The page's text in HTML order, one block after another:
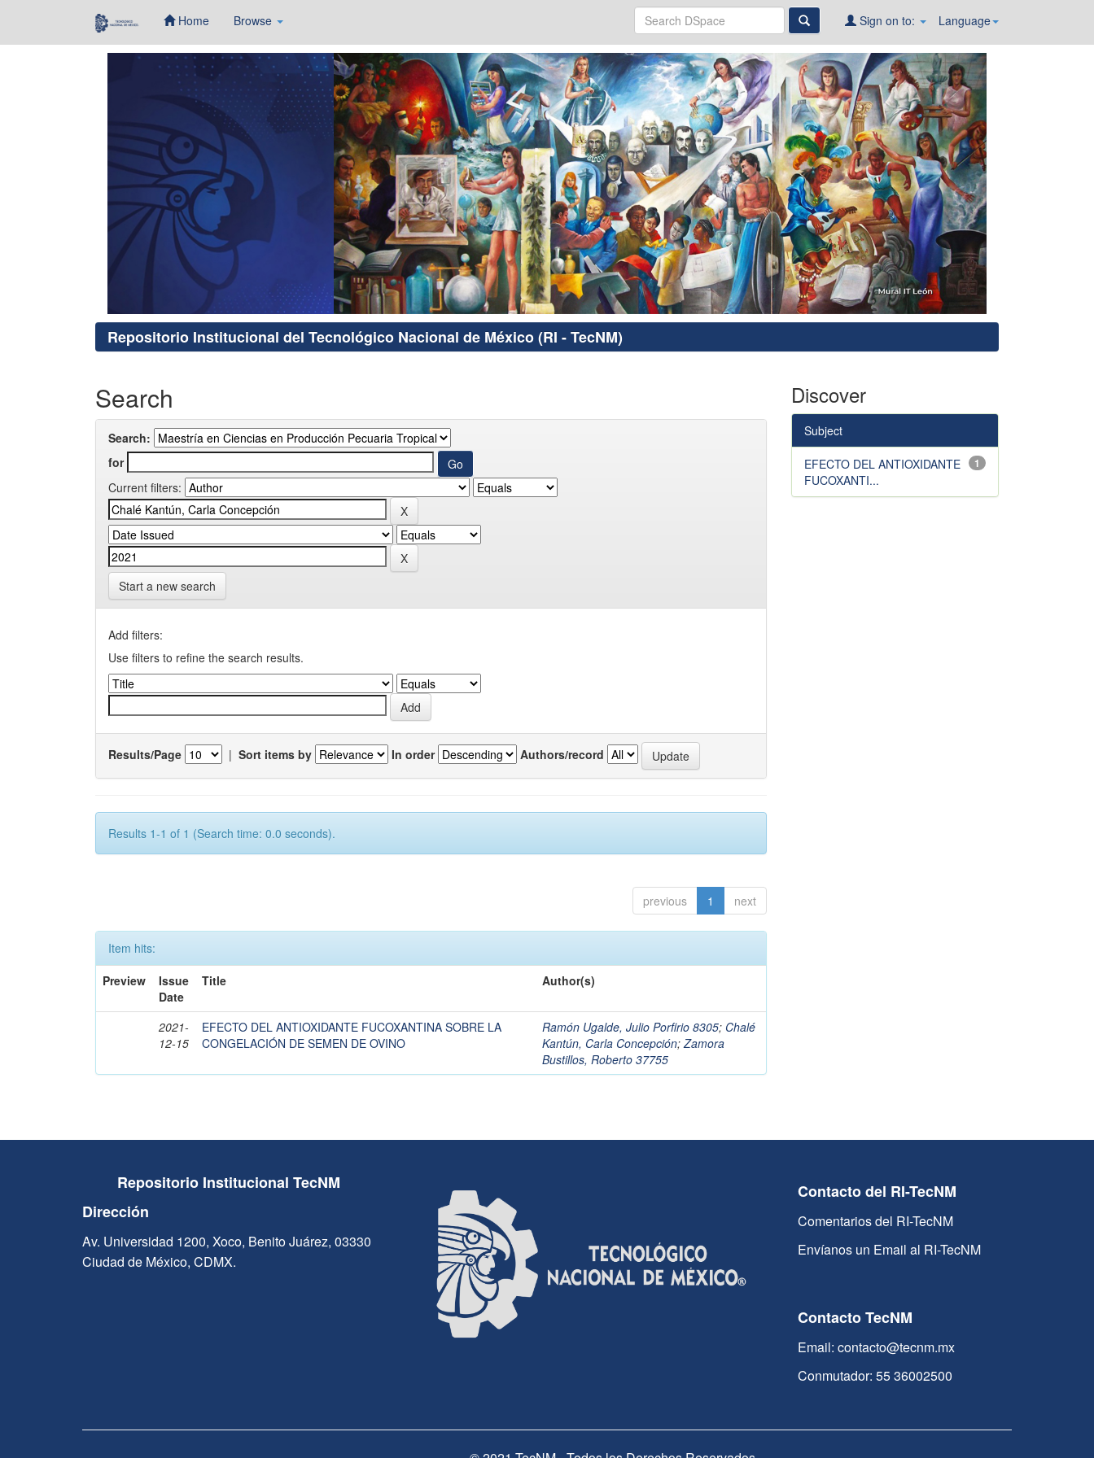
Home Browse Language
Sign on to:
Repositorio Institucional del Tecnológico Nacional de México (RI - TecNM)
Search
Search:
for
Current filters:
Start a new search
Add filters:
Use filters to refine the search results.
Results/Page | Sort items by In order Authors/record
Results 1-1 of 1 (Search time: 0.0 seconds).
previous 1 next
Item hits:
Preview
Issue
Date
Title Author(s)
2021-
12-15
EFECTO DEL ANTIOXIDANTE FUCOXANTINA SOBRE LA
CONGELACIÓN DE SEMEN DE OVINO
Ramón Ugalde, Julio Porfirio 8305; Chalé
Kantún, Carla Concepción;Zamora
Bustillos, Roberto 37755
Discover
Subject
1
EFECTO DEL ANTIOXIDANTE
FUCOXANTI...
Repositorio Institucional TecNM
Dirección
Av. Universidad 1200, Xoco, Benito Juárez, 03330
Ciudad de México, CDMX.
Contacto del RI-TecNM
Comentarios del RI-TecNM
Envíanos un Email al RI-TecNM
Contacto TecNM
Email: contacto@tecnm.mx
Conmutador: 55 36002500